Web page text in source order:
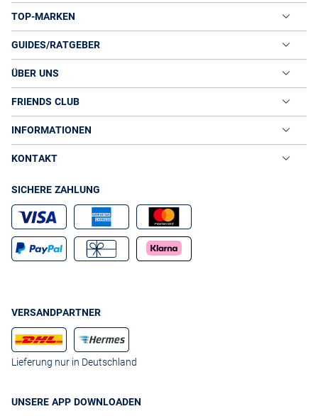
TOP-MARKEN
GUIDES/RATGEBER
ÜBER UNS
FRIENDS CLUB
INFORMATIONEN
KONTAKT
SICHERE ZAHLUNG
VERSANDPARTNER
Lieferung nur in Deutschland
UNSERE APP DOWNLOADEN